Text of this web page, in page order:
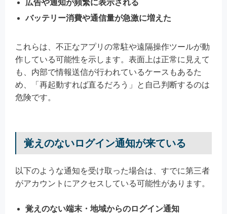
広告や通知が頻繁に表示される
バッテリー消費や通信量が急激に増えた
これらは、不正なアプリの常駐や遠隔操作ツールが動
作している可能性を示します。表面上は正常に見えて
も、内部で情報送信が行われているケースもあるた
め、「再起動すれば直るだろう」と自己判断するのは
危険です。
覚えのないログイン通知が来ている
以下のような通知を受け取った場合は、すでに第三者
がアカウントにアクセスしている可能性があります。
覚えのない端末・地域からのログイン通知